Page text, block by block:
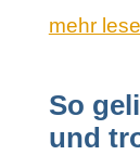
mehr
So
und